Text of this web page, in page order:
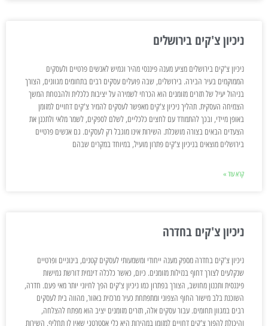
ניכיון צ'קים בירושלים
ניכיון צ'קים בירושלים מציע מענה פיננסי מהיר וגמיש לאנשים פרטיים ולעסקים
הממוקמים בעיר הבירה. בירושלים, שבה פועלים עסקים רבים בתחומים מגוונים, הצורך
בניהול יעיל של תזרים מזומנים הוא הכרחי לשמירה על יציבות כלכלית ולהבטחת המשך
הצמיחה העסקית. תהליך ניכיון צ'קים מאפשר לעסקים להמיר צ'קים דחויים למזומן
באופן מיידי, ובכך להתמודד עם לחצים כלכליים, לשלם לספקים, לשמר מלאי ולתכנן את
הצעדים הבאים בצורה מושכלת. השירות אינו מוגבל רק לעסקים. גם אנשים פרטיים
בירושלים מוצאים בניכיון צ'קים פתרון מועיל, במיוחד במקרים שבהם
קרא עוד »
ניכיון צ'קים בחדרה
ניכיון צ'קים בחדרה מספק מענה ייחודי ומשמעותי לעסקים קטנים, בינוניים ופרטיים
שנקלעים לצורך דחוף בנזילות מזומנים. כיום, כאשר כלכלה דינמית דורשת גמישות
פיננסית ותכנון מחושב, הצורך בפתרון כמו ניכיון צ'קים הפך לחיוני יותר מאי פעם. חדרה,
השוכנת בלב מישור החוף הצפוני ומתפתחת כעיר מרכזית באזור, מהווה בית לעסקים
רבים במגוון תחומים. עבור עסקים אלה, תזרים מזומנים יציב הוא מפתח להצלחה,
והיכולת להפוך צ'קים דחויים למזומן במהירות היא כלי אסטרטגי שאין לו תחליף. השירות